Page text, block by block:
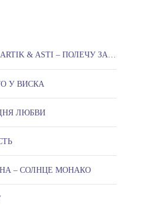
& ASTI – ПОЛЕЧУ ЗА ТОБОЮ
У ВИСКА
ЛЮБВИ
– СОЛНЦЕ МОНАКО